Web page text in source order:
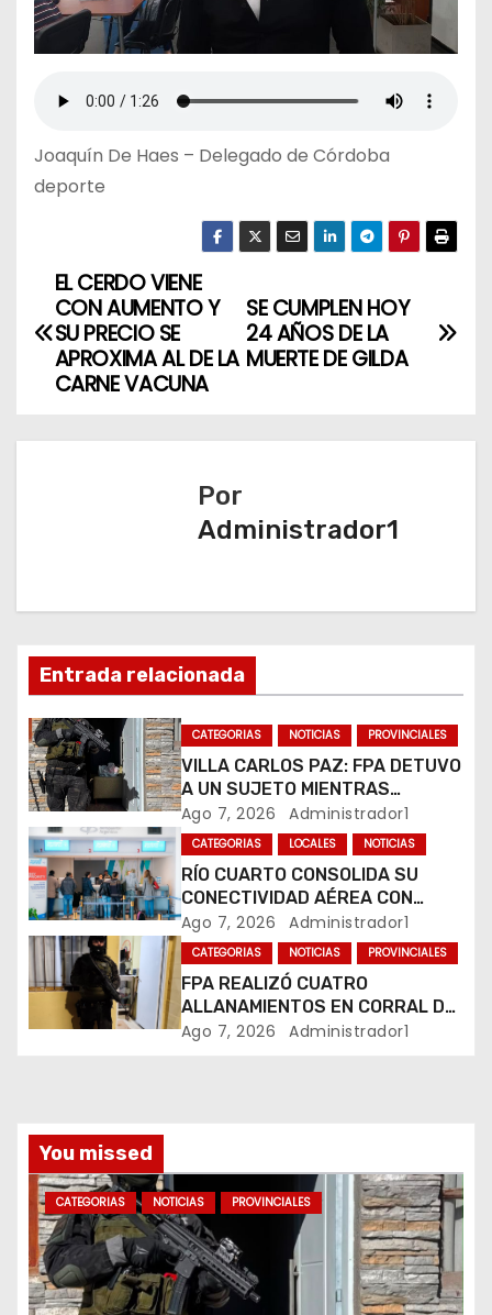
Joaquín De Haes – Delegado de Córdoba
deporte
N
a
e
i
ó
n
d
e
e
n
t
r
a
a
s
SE CUMPLEN HOY
24 AÑOS DE LA
MUERTE DE GILDA
EL CERDO VIENE
CON AUMENTO Y
SU PRECIO SE
APROXIMA AL DE LA
CARNE VACUNA
Por
Administrador1
Entrada relacionada
CATEGORIAS NOTICIAS PROVINCIALES
VILLA CARLOS PAZ: FPA DETUVO
A UN SUJETO MIENTRAS
COMERCIALIZABA COCAÍNA Y
MARIHUANA EN UNA PLAZA
Ago 7, 2026 Administrador1
CATEGORIAS LOCALES NOTICIAS
RÍO CUARTO CONSOLIDA SU
CONECTIVIDAD AÉREA CON
CUATRO VUELOS SEMANALES A
BUENOS AIRES
Ago 7, 2026 Administrador1
CATEGORIAS NOTICIAS PROVINCIALES
FPA REALIZÓ CUATRO
ALLANAMIENTOS EN CORRAL DE
BUSTOS-IFFLINGER
Ago 7, 2026 Administrador1
You missed
CATEGORIAS NOTICIAS PROVINCIALES